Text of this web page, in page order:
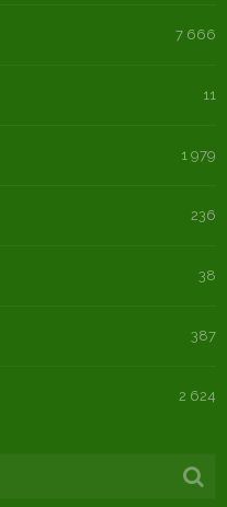
7 666
11
1 979
236
38
387
2 624